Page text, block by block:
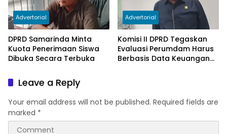
Advertorial
DPRD Samarinda Minta
Kuota Penerimaan Siswa
Dibuka Secara Terbuka
Advertorial
Komisi II DPRD Tegaskan
Evaluasi Perumdam Harus
Berbasis Data Keuangan
Leave a Reply
Your email address will not be published. Required fields are
marked *